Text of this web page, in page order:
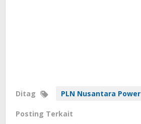
Ditag PLN Nusantara Power
Posting Terkait